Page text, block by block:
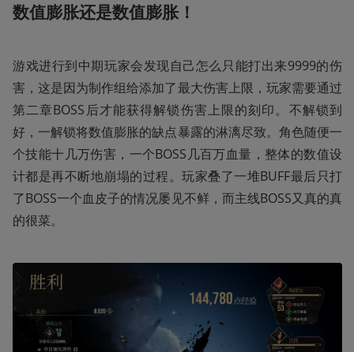
数值膨胀还是数值膨胀！
游戏进行到中期玩家会发现自己怎么只能打出来9999的伤
害，这是因为制作组给添加了最大伤害上限，玩家需要通过
第二章BOSS后才能获得解锁伤害上限的刻印。不解锁到
好，一解锁将数值膨胀的缺点暴露的淋漓尽致。角色随便一
个技能十几万伤害，一个BOSS几百万血量，整体的数值设
计都是再不断地崩塌的过程。玩家叠了一堆BUFF最后只打
了BOSS一个血皮子的情况屡见不鲜，而主线BOSS又真的真
的很菜。